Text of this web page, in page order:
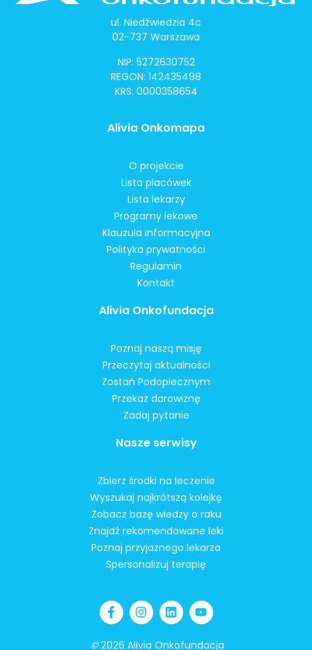
ul. Niedźwiedzia 4c
02-737 Warszawa
NIP: 5272630752
REGON: 142435498
KRS: 0000358654
Alivia Onkomapa
O projekcie
Lista placówek
Lista lekarzy
Programy lekowe
Klauzula informacyjna
Polityka prywatności
Regulamin
Kontakt
Alivia Onkofundacja
Poznaj naszą misję
Przeczytaj aktualności
Zostań Podopiecznym
Przekaż darowiznę
Zadaj pytanie
Nasze serwisy
Zbierz środki na leczenie
Wyszukaj najkrótszą kolejkę
Zobacz bazę wiedzy o raku
Znajdź rekomendowane leki
Poznaj przyjaznego lekarza
Spersonalizuj terapię
©2026 Alivia Onkofundacja